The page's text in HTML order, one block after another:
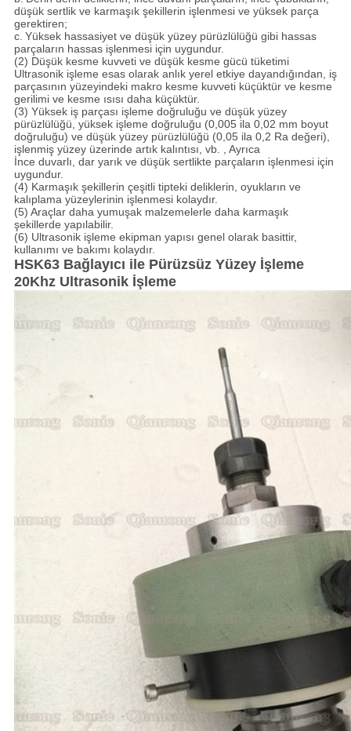
düşük sertlik ve karmaşık şekillerin işlenmesi ve yüksek parça
gerektiren;
c. Yüksek hassasiyet ve düşük yüzey pürüzlülüğü gibi hassas
parçaların hassas işlenmesi için uygundur.
(2) Düşük kesme kuvveti ve düşük kesme gücü tüketimi
Ultrasonik işleme esas olarak anlık yerel etkiye dayandığından, iş
parçasının yüzeyindeki makro kesme kuvveti küçüktür ve kesme
gerilimi ve kesme ısısı daha küçüktür.
(3) Yüksek iş parçası işleme doğruluğu ve düşük yüzey
pürüzlülüğü, yüksek işleme doğruluğu (0,005 ila 0,02 mm boyut
doğruluğu) ve düşük yüzey pürüzlülüğü (0,05 ila 0,2 Ra değeri),
işlenmiş yüzey üzerinde artık kalıntısı, vb. , Ayrıca
İnce duvarlı, dar yarık ve düşük sertlikte parçaların işlenmesi için
uygundur.
(4) Karmaşık şekillerin çeşitli tipteki deliklerin, oyukların ve
kalıplama yüzeylerinin işlenmesi kolaydır.
(5) Araçlar daha yumuşak malzemelerle daha karmaşık
şekillerde yapılabilir.
(6) Ultrasonik işleme ekipman yapısı genel olarak basittir,
kullanımı ve bakımı kolaydır.
HSK63 Bağlayıcı ile Pürüzsüz Yüzey İşleme
20Khz Ultrasonik İşleme